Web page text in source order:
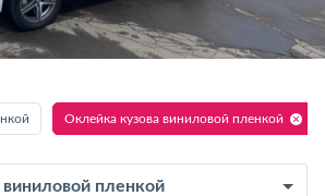
Оклейка кузова виниловой пленкой
пленкой